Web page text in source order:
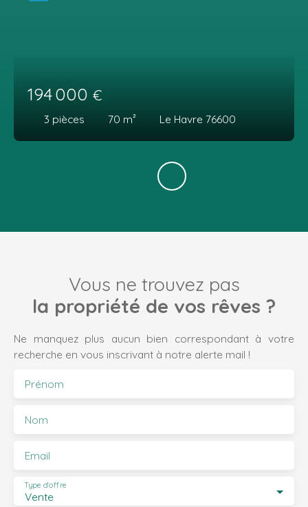
194 000 €
3 pièces 70 m² Le Havre 76600
Vous ne trouvez pas
la propriété de vos rêves ?
Ne manquez plus aucun bien correspondant à votre
recherche en vous inscrivant à notre alerte mail !
Prénom
Nom
Email
Vente
Type d'offre